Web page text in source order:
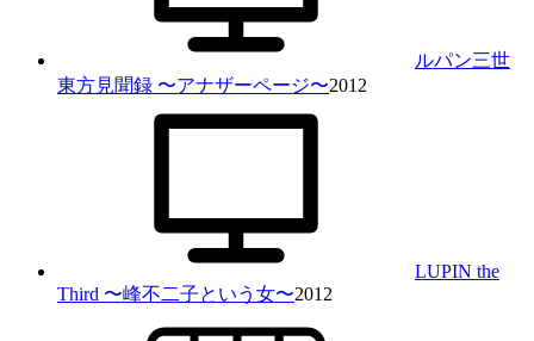
ルパン三世
東方見聞録 〜アナザーページ〜2012
LUPIN the
Third 〜峰不二子という女〜2012